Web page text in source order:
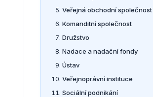
Veřejná obchodní společnost
Komanditní společnost
Družstvo
Nadace a nadační fondy
Ústav
Veřejnoprávní instituce
Sociální podnikání